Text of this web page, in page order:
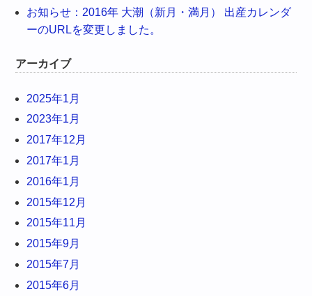
お知らせ：2016年 大潮（新月・満月） 出産カレンダ
ーのURLを変更しました。
アーカイブ
2025年1月
2023年1月
2017年12月
2017年1月
2016年1月
2015年12月
2015年11月
2015年9月
2015年7月
2015年6月